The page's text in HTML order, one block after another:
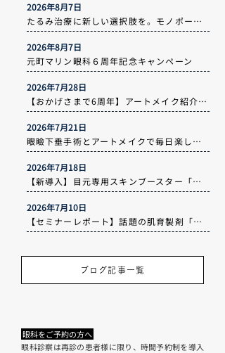
2026年8月7日
たるみ治療に新しい選択肢を。モノポーラRF「XERF（ザーフ）」導入のご案内
2026年8月7日
元町マリン眼科６周年記念キャンペーン
2026年7月28日
【おかげさまで6周年】アートメイク紹介割引制度がスタートします！
2026年7月21日
眼瞼下垂手術とアートメイクで毎日楽しい✨️
2026年7月18日
【新導入】目元専用スキンブースター「リジュランi」— 導入記念モニター価格のご案内
2026年7月10日
【セミナーレポート】話題の肌育製剤「スキンバイブ」と、土曜日担当の藤原先生のご紹介
ブログ記事一覧
眼科をご予約の方へ
​眼科診察は再診の患者様に限り、時間予約制を導入